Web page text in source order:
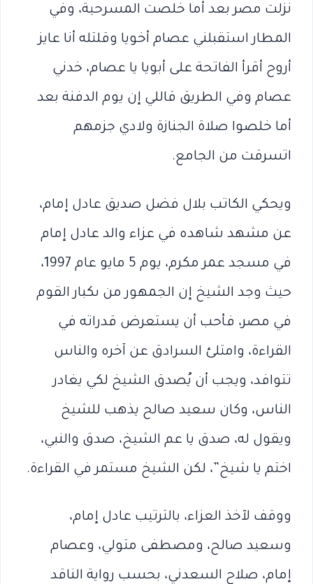
نزلت مصر بعد أما خلصت المسرحية، وفي
المطار استقبلني عصام أخويا وقلتله أنا عايز
أروح أقرأ الفاتحة على أبويا يا عصام، خدني
عصام وفي الطريق قاللي إن يوم الدفنة بعد
أما خلصوا صلاة الجنازة ولادي جزمهم
اتسرقت من الجامع.
ويحكي الكاتب بلال فضل صديق عادل إمام،
عن مشهد شاهده في عزاء والد عادل إمام
في مسجد عمر مكرم، يوم 5 مايو عام 1997،
حيث وجد الشيخ إن الجمهور من ىكبار القوم
في مصر، فأحب أن يستعرض قدراته في
القراءة، وامتلئ السرادق عن آخره والناس
تتوافد، ويجب أن يُصدق الشيخ لكي يغادر
الناس، وكان سعيد صالح يذهب للشيخ
ويقول له، صدق يا عم الشيخ، صدق والنبي،
اختم يا شيخ”، لكن الشيخ مستمر في القراءة.
ووقف لآخذ العزاء، بالترتيب عادل إمام،
وسعيد صالح، ومصطفى متولي، وعصام
إمام، صلاح السعدني، بحسب رواية الناقد